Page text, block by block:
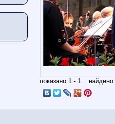
показано 1 - 1 найдено